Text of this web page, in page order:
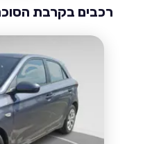
רכבים בקרבת